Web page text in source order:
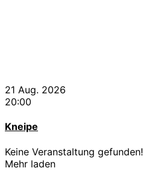
21 Aug. 2026
20:00
Kneipe
Keine Veranstaltung gefunden!
Mehr laden